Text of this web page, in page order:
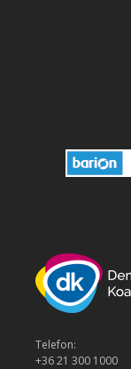
Telefon:
+36 21 300 1000